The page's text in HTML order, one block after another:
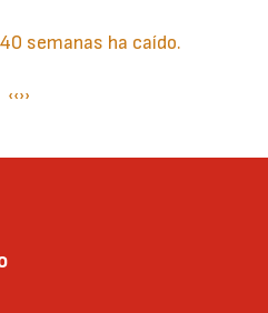
semanas ha caído.
Página
‹‹Siguiente
››